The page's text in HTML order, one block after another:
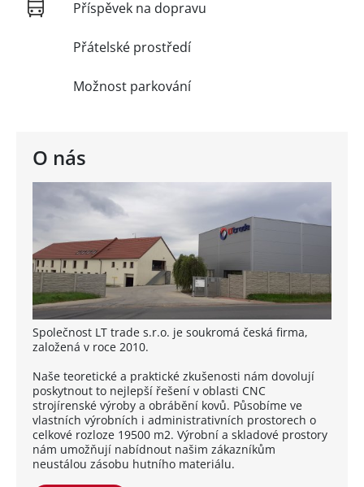
O nás
Společnost LT trade s.r.o. je soukromá česká firma,
založená v roce 2010.
Naše teoretické a praktické zkušenosti nám dovolují
poskytnout to nejlepší řešení v oblasti CNC
strojírenské výroby a obrábění kovů. Působíme ve
vlastních výrobních i administrativních prostorech o
celkové rozloze 19500 m2. Výrobní a skladové prostory
nám umožňují nabídnout našim zákazníkům
neustálou zásobu hutního materiálu.
Příspěvek na dopravu
Přátelské prostředí
Možnost parkování